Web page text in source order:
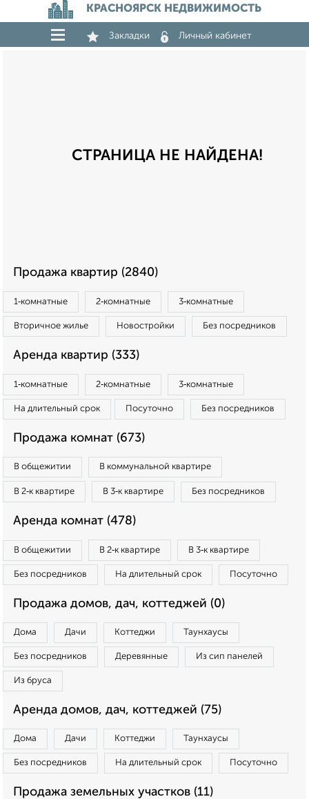
КРАСНОЯРСК НЕДВИЖИМОСТЬ
Закладки Личный кабинет
СТРАНИЦА НЕ НАЙДЕНА!
Продажа квартир (2840)
1‑комнатные 2‑комнатные 3‑комнатные
Вторичное жилье Новостройки Без посредников
Аренда квартир (333)
1‑комнатные 2‑комнатные 3‑комнатные
На длительный срок Посуточно Без посредников
Продажа комнат (673)
В общежитии В коммунальной квартире
В 2‑к квартире В 3‑к квартире Без посредников
Аренда комнат (478)
В общежитии В 2‑к квартире В 3‑к квартире
Без посредников На длительный срок Посуточно
Продажа домов, дач, коттеджей (0)
Дома Дачи Коттеджи Таунхаусы
Без посредников Деревянные Из сип панелей
Из бруса
Аренда домов, дач, коттеджей (75)
Дома Дачи Коттеджи Таунхаусы
Без посредников На длительный срок Посуточно
Продажа земельных участков (11)